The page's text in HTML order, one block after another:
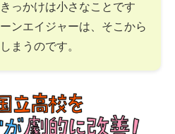
っかけは小さなことです
ンエイジャーは、そこから
まうのです。